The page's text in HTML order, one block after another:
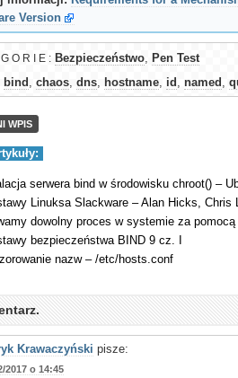
Version
G O R I E : Bezpieczeństwo, Pen Test
bind , chaos, dns, hostname, id , named ,
WPIS
serwera bind w środowisku chroot() –
Linuksa Slackware – Alan Hicks, Chris
dowolny proces w systemie za
bezpieczeństwa BIND 9 cz. I
nazw – /etc/hosts.conf
Krawaczyński pisze:
2017 o 14:45